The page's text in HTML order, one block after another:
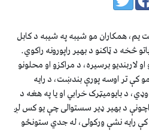
یم، همکاران مو شیبه په شیبه د کابل
څخه د ټاکنو د بهیر راپورونه راکوي.
لاربندیو برسیره، د مراکزو او محلونو
کې تر اوسه پورې بندښت، د رایه
د بایومیټرک خرابي او یا په هغه د
اچونې د بهیر ډیر سستوالی چې یو کس لږ
رایه نشې ورکولی، له جدي ستونځو